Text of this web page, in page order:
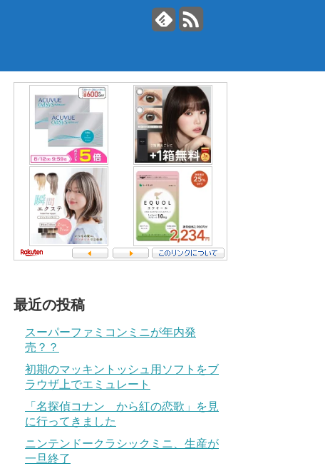
最近の投稿
スーパーファミコンミニが年内発
売？？
初期のマッキントッシュ用ソフトをブ
ラウザ上でエミュレート
「名探偵コナン から紅の恋歌」を見
に行ってきました
ニンテンドークラシックミニ、生産が
一旦終了